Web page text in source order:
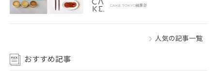
CAKE.TOKYO編集部
人気の記事一覧
おすすめ記事